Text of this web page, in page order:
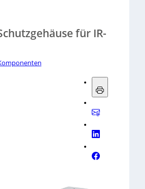
für IR-